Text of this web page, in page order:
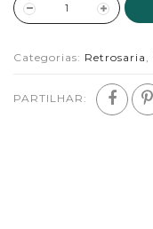
Categorias: Retrosaria ,
PARTILHAR: